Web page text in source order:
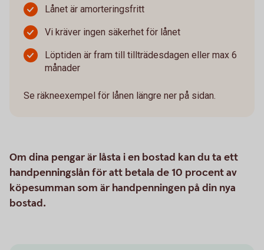
Lånet är amorteringsfritt
Vi kräver ingen säkerhet för lånet
Löptiden är fram till tillträdesdagen eller max 6
månader
Se räkneexempel för lånen längre ner på sidan.
Om dina pengar är låsta i en bostad kan du ta ett
handpenningslån för att betala de 10 procent av
köpesumman som är handpenningen på din nya
bostad.